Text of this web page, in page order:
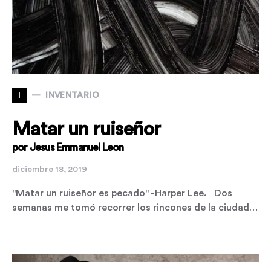
I INVENTARIO
Matar un ruiseñor
por Jesus Emmanuel Leon
diciembre 18, 2019
"Matar un ruiseñor es pecado" -Harper Lee. Dos
semanas me tomó recorrer los rincones de la ciudad…